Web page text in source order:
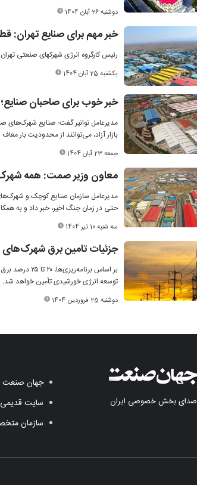
دوشنبه 26 آبان 1404
خبر مهم برای صنایع تهران:
رئیس کارگروه انرژی شهرکهای صنعتی
یکشنبه 25 آبان 1404
خبر خوب برای صاحبان
مدیرعامل توانیر گفت: صنایع شهرک‌های
بازار آزاد، می‌توانند از محدودیت بار
جمعه 23 آبان 1404
معاون وزیر صمت: همه
مدیرعامل سازمان صنایع کوچک و
حتی در زمان جنگ اخیر، خبر داد و به
سه شنبه 10 تیر 1404
جزئیات تامین برق
بر اساس
توسعه انرژی خورشیدی تأمین خواهد شد.
دوشنبه 25 فروردین 1404
صدای بخش خصوصی ایران
جهان صنعت
سایت
سازمان